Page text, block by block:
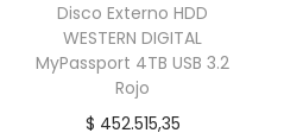
Disco Externo HDD
WESTERN DIGITAL
MyPassport 4TB USB 3.2
Rojo
$ 452.515,35